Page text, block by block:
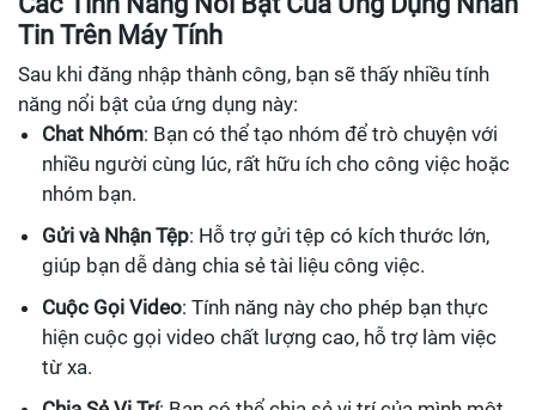
Tin Trên Máy Tính
Sau khi đăng nhập thành công, bạn sẽ thấy nhiều tính
năng nổi bật của ứng dụng này:
Chat Nhóm: Bạn có thể tạo nhóm để trò chuyện với
nhiều người cùng lúc, rất hữu ích cho công việc hoặc
nhóm bạn.
Gửi và Nhận Tệp: Hỗ trợ gửi tệp có kích thước lớn,
giúp bạn dễ dàng chia sẻ tài liệu công việc.
Cuộc Gọi Video: Tính năng này cho phép bạn thực
hiện cuộc gọi video chất lượng cao, hỗ trợ làm việc
từ xa.